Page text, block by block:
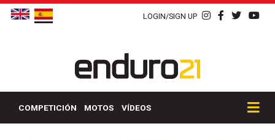
LOGIN/SIGN UP
COMPETICIÓN MOTOS VÍDEOS